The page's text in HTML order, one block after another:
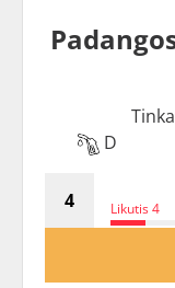
D
Likutis 4